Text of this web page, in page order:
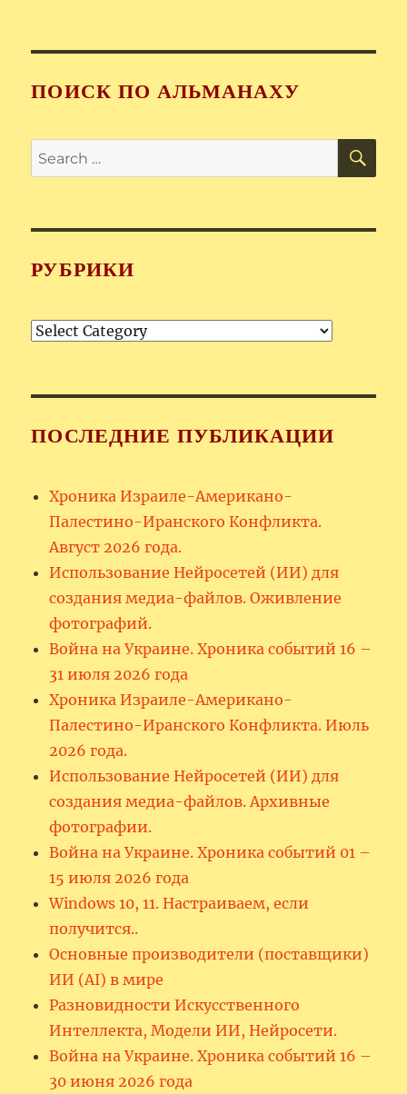
ПОИСК ПО АЛЬМАНАХУ
Search
for:
РУБРИКИ
Рубрики
ПОСЛЕДНИЕ ПУБЛИКАЦИИ
Хроника Израиле-Американо-
Палестино-Иранского Конфликта.
Август 2026 года.
Использование Нейросетей (ИИ) для
создания медиа-файлов. Оживление
фотографий.
Война на Украине. Хроника событий 16 –
31 июля 2026 года
Хроника Израиле-Американо-
Палестино-Иранского Конфликта. Июль
2026 года.
Использование Нейросетей (ИИ) для
создания медиа-файлов. Архивные
фотографии.
Война на Украине. Хроника событий 01 –
15 июля 2026 года
Windows 10, 11. Настраиваем, если
получится..
Основные производители (поставщики)
ИИ (AI) в мире
Разновидности Искусственного
Интеллекта, Модели ИИ, Нейросети.
Война на Украине. Хроника событий 16 –
30 июня 2026 года